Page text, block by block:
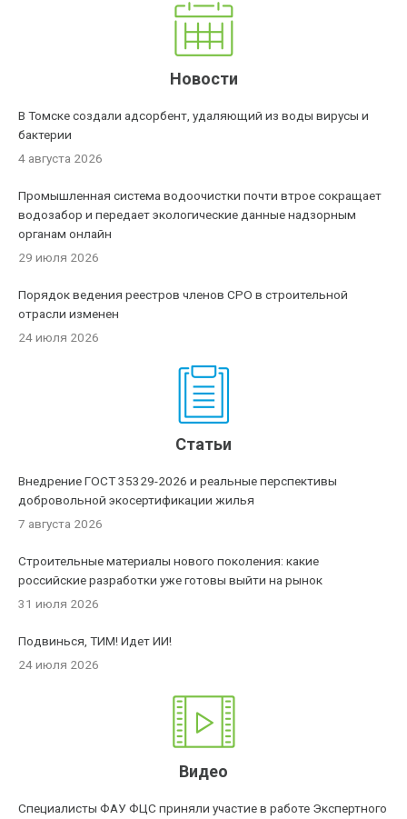
Новости
В Томске создали адсорбент, удаляющий из воды вирусы и
бактерии
4 августа 2026
Промышленная система водоочистки почти втрое сокращает
водозабор и передает экологические данные надзорным
органам онлайн
29 июля 2026
Порядок ведения реестров членов СРО в строительной
отрасли изменен
24 июля 2026
Статьи
Внедрение ГОСТ 35329-2026 и реальные перспективы
добровольной экосертификации жилья
7 августа 2026
Строительные материалы нового поколения: какие
российские разработки уже готовы выйти на рынок
31 июля 2026
Подвинься, ТИМ! Идет ИИ!
24 июля 2026
Видео
Специалисты ФАУ ФЦС приняли участие в работе Экспертного